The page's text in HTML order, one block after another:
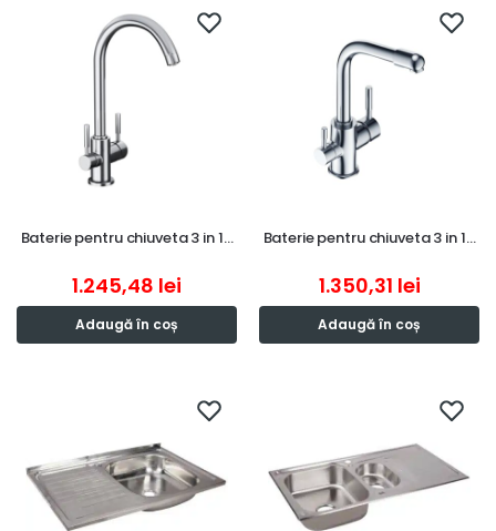
Baterie pentru chiuveta 3 in 1…
1.245,48 lei
Adaugă în coș
Baterie pentru chiuveta 3 in 1…
1.350,31 lei
Adaugă în coș